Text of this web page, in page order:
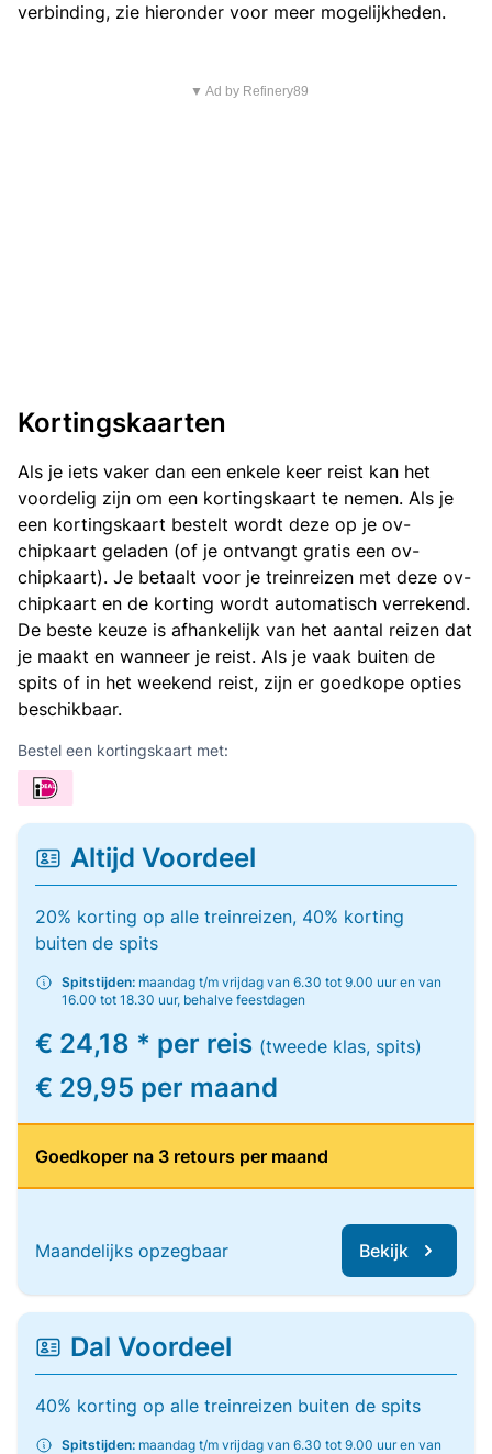
verbinding, zie hieronder voor meer mogelijkheden.
▼ Ad by Refinery89
Kortingskaarten
Als je iets vaker dan een enkele keer reist kan het
voordelig zijn om een kortingskaart te nemen. Als je
een kortingskaart bestelt wordt deze op je ov-
chipkaart geladen (of je ontvangt gratis een ov-
chipkaart). Je betaalt voor je treinreizen met deze ov-
chipkaart en de korting wordt automatisch verrekend.
De beste keuze is afhankelijk van het aantal reizen dat
je maakt en wanneer je reist. Als je vaak buiten de
spits of in het weekend reist, zijn er goedkope opties
beschikbaar.
Bestel een kortingskaart met:
Altijd Voordeel
20% korting op alle treinreizen, 40% korting
buiten de spits
Spitstijden: maandag t/m vrijdag van 6.30 tot 9.00 uur en van
16.00 tot 18.30 uur, behalve feestdagen
€ 24,18 * per reis (tweede klas, spits)
€ 29,95 per maand
Goedkoper na 3 retours per maand
Maandelijks opzegbaar Bekijk
Dal Voordeel
40% korting op alle treinreizen buiten de spits
Spitstijden: maandag t/m vrijdag van 6.30 tot 9.00 uur en van